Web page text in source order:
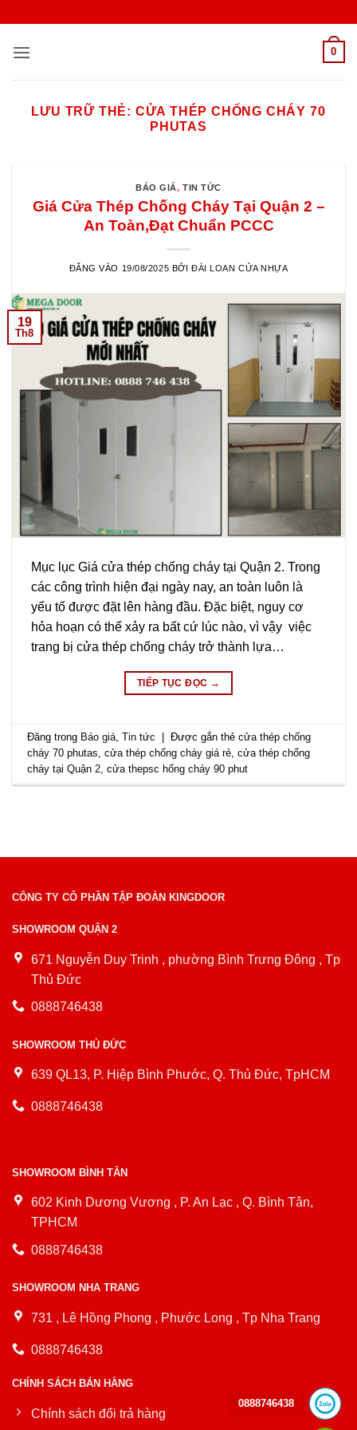
nội
0
LƯU TRỮ THẺ: CỬA THÉP CHỐNG CHÁY 70
PHUTAS
BÁO GIÁ,TIN TỨC
Giá Cửa Thép Chống Cháy Tại Quận 2 –
An Toàn,Đạt Chuẩn PCCC
ĐĂNG VÀO 19/08/2025 BỞI ĐÀI LOAN CỬA NHỰA
19
Th8
Mục lục Giá cửa thép chống cháy tại Quận 2. Trong
các công trình hiện đại ngày nay, an toàn luôn là
yếu tố được đặt lên hàng đầu. Đặc biệt, nguy cơ
hỏa hoạn có thể xảy ra bất cứ lúc nào, vì vậy việc
trang bị cửa thép chống cháy trở thành lựa…
TIẾP TỤC ĐỌC →
Đăng trong Báo giá,Tin tức Được gắn thẻcửa thép chống
cháy 70 phutas,cửa thép chống cháy giá rẻ,cửa thép chống
cháy tại Quận 2,cửa thepsc hống cháy 90 phut
CÔNG TY CỔ PHẦN TẬP ĐOÀN KINGDOOR
SHOWROOM QUẬN 2
671 Nguyễn Duy Trinh , phường Bình Trưng Đông , Tp
Thủ Đức
0888746438
SHOWROOM THỦ ĐỨC
639 QL13, P. Hiệp Bình Phước, Q. Thủ Đức, TpHCM
0888746438
SHOWROOM BÌNH TÂN
602 Kinh Dương Vương , P. An Lạc , Q. Bình Tân,
TPHCM
0888746438
SHOWROOM NHA TRANG
731 , Lê Hồng Phong , Phước Long , Tp Nha Trang
0888746438
CHÍNH SÁCH BÁN HÀNG
Chính sách đổi trả hàng
0888746438